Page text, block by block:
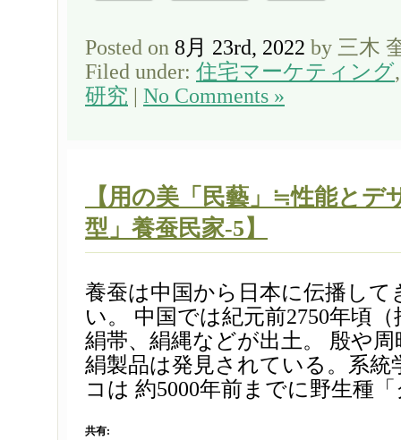
Posted on 8月 23rd, 2022 by 三木
Filed under: 住宅マーケティング
研究
No Comments »
【用の美「民藝」≒性能とデ
型」養蚕民家-5】
養蚕は中国から日本に伝播して
い。 中国では紀元前2750年頃
絹帯、絹縄などが出土。 殷や
絹製品は発見されている。系統
コは 約5000年前までに野生種
共有: